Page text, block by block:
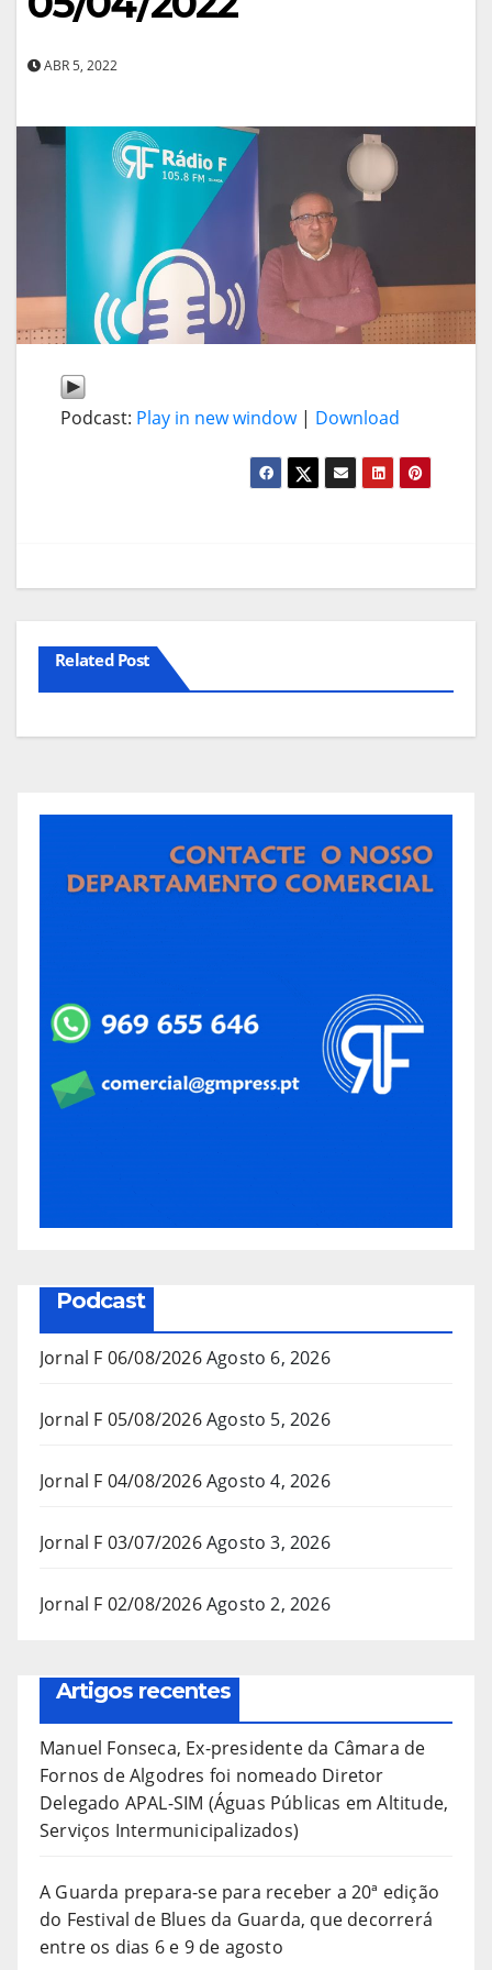
ABR 5, 2022
Podcast: Play in new window| Download
Related Post
Podcast
Jornal F 06/08/2026Agosto 6, 2026
Jornal F 05/08/2026Agosto 5, 2026
Jornal F 04/08/2026Agosto 4, 2026
Jornal F 03/07/2026Agosto 3, 2026
Jornal F 02/08/2026Agosto 2, 2026
Artigos recentes
Manuel Fonseca, Ex-presidente da Câmara de
Fornos de Algodres foi nomeado Diretor
Delegado APAL-SIM (Águas Públicas em Altitude,
Serviços Intermunicipalizados)
A Guarda prepara-se para receber a 20ª edição
do Festival de Blues da Guarda, que decorrerá
entre os dias 6 e 9 de agosto